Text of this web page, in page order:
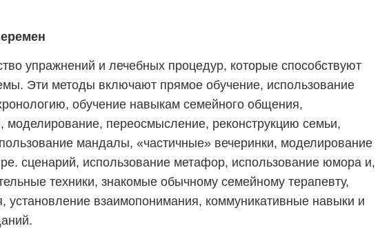
упражнений и лечебных процедур, которые способствуют
Эти методы включают прямое обучение, использование
обучение навыкам семейного общения,
моделирование, переосмысление, реконструкцию семьи,
мандалы, «частичные» вечеринки, моделирование
сценарий, использование метафор, использование юмора и,
техники, знакомые обычному семейному терапевту,
установление взаимопонимания, коммуникативные навыки и